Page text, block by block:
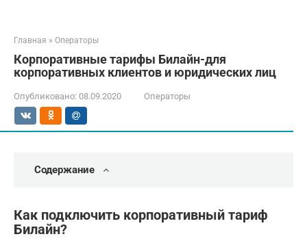
Главная » Операторы
Корпоративные тарифы Билайн-для
корпоративных клиентов и юридических лиц
Опубликовано: 08.09.2020 Операторы
Содержание
Как подключить корпоративный тариф
Билайн?